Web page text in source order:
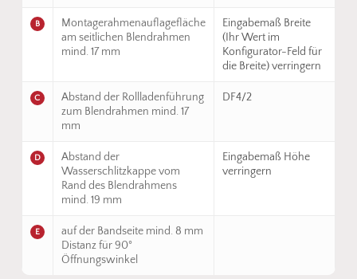
B
Montagerahmenauflagefläche
am seitlichen Blendrahmen
mind. 17 mm
Eingabemaß Breite
(Ihr Wert im
Konfigurator-Feld für
die Breite) verringern
C
Abstand der Rollladenführung
zum Blendrahmen mind. 17
mm
DF4/2
D
Abstand der
Wasserschlitzkappe vom
Rand des Blendrahmens
mind. 19 mm
Eingabemaß Höhe
verringern
E
auf der Bandseite mind. 8 mm
Distanz für 90°
Öffnungswinkel